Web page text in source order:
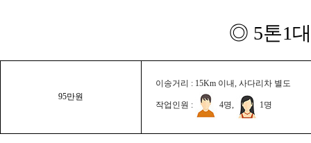
◎ 5톤1
95만원
이송거리 : 15Km 이내, 사다리차 별도
작업인원 : 4명, 1명